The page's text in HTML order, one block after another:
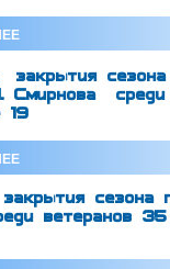
сезона
Смирнова
19
сезона
ветеранов